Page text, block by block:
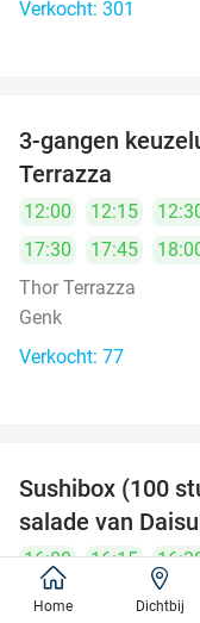
Verkocht: 301
3-gangen
Terrazza
12:00 12:15
17:30
17:45
Thor Terrazza
Genk
Verkocht: 77
Sushibox (100
salade van
16:00 16:15
17:45
18:00 18:15
Home Dichtbij